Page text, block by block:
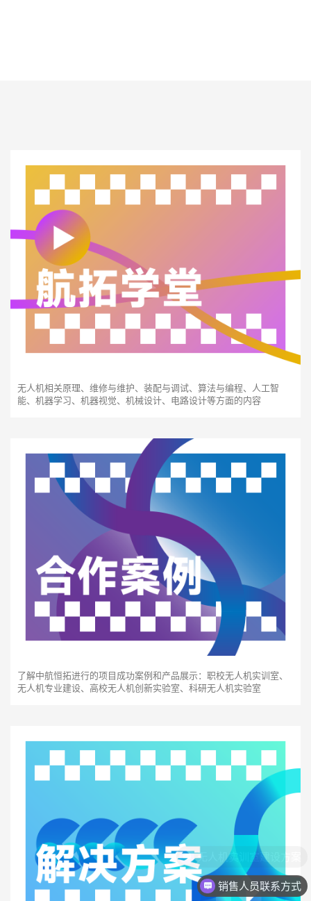
无人机相关原理、维修与维护、装配与调试、算法与编程、人工智
能、机器学习、机器视觉、机械设计、电路设计等方面的内容
了解中航恒拓进行的项目成功案例和产品展示：职校无人机实训室、
无人机专业建设、高校无人机创新实验室、科研无人机实验室
销售人员联系方式